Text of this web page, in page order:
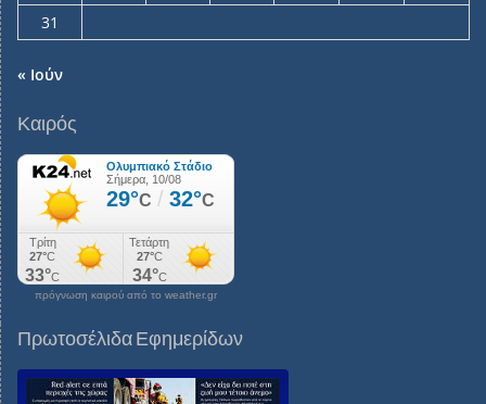
31
« Ιούν
Καιρός
πρόγνωση καιρού από το weather.gr
Πρωτοσέλιδα Εφημερίδων